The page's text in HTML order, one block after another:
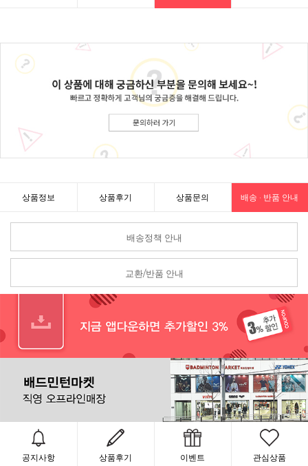
상품정보 상품후기 상품문의 배송 · 반품 안내
배송정책 안내
교환/반품 안내
공지사항 상품후기 이벤트 관심상품